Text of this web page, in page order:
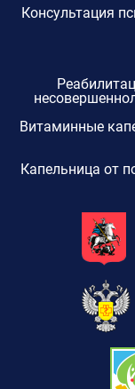
Консультация
Витаминные
Капельница от